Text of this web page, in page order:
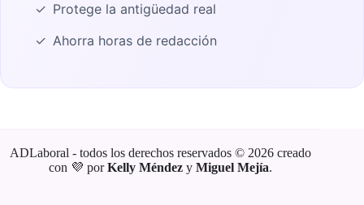
Protege la antigüedad real
Ahorra horas de redacción
ADLaboral - todos los derechos reservados © 2026 creado
con 💜 porKelly Méndezy Miguel Mejía.